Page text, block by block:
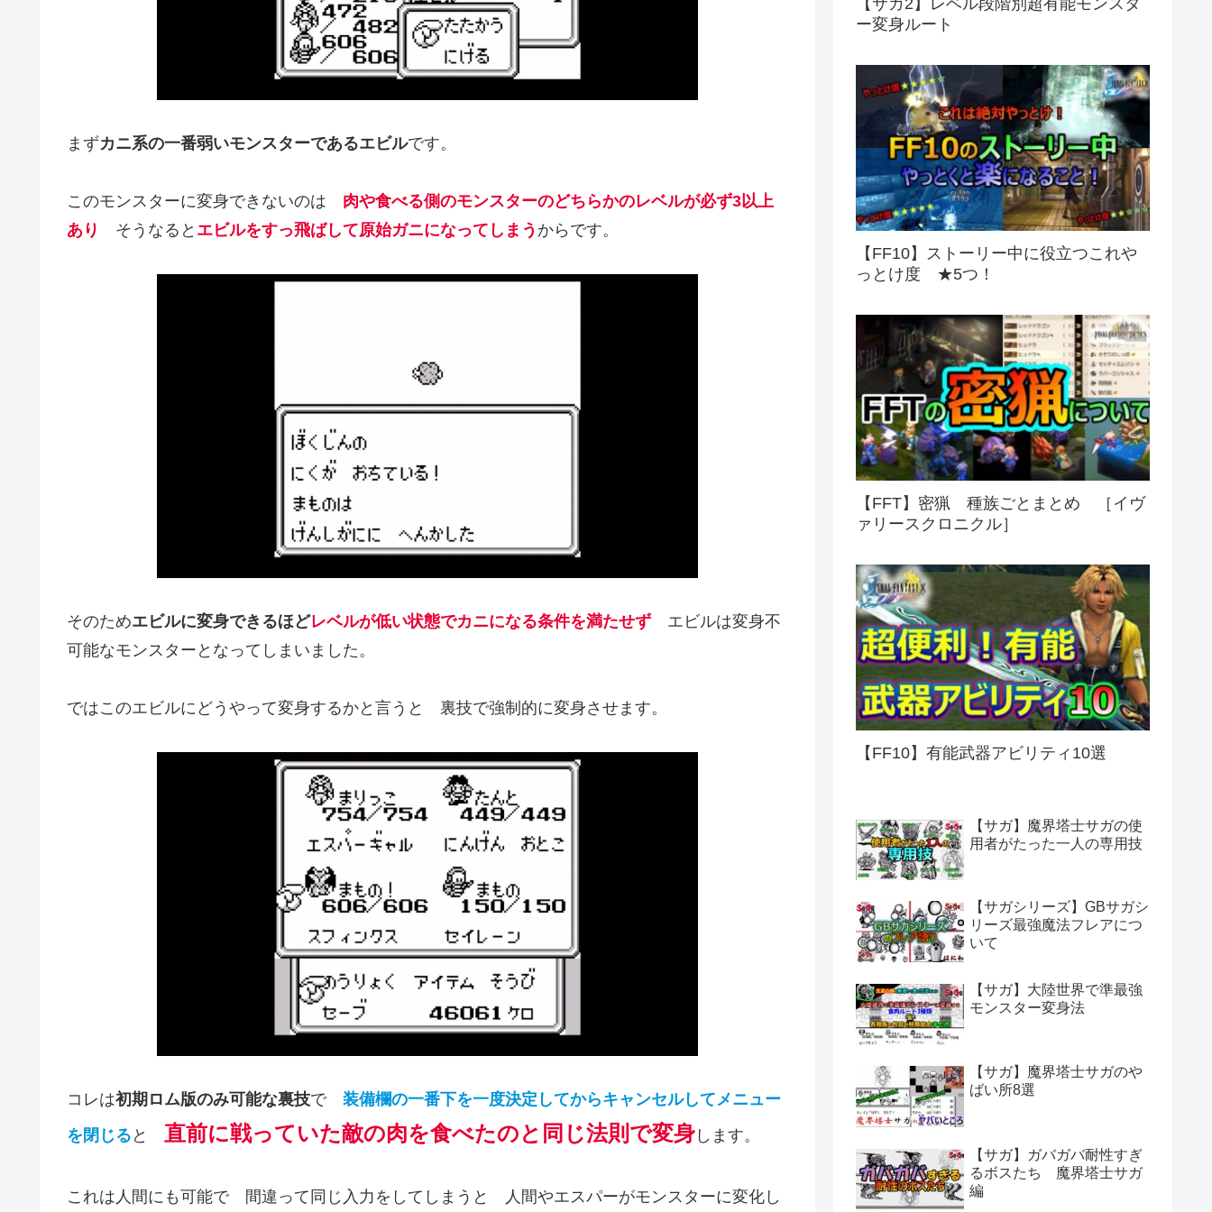
まずカニ系の一番弱いモンスターであるエビルです。
このモンスターに変身できないのは 肉や食べる側のモンスターのどちらかのレベルが必ず3以上
あり
そうなると エビルをすっ飛ばして原始ガニになってしまう からです。
そのためエビルに変身できるほどレベルが低い状態でカニになる条件を満たせず エビルは変身不
可能なモンスターとなってしまいました。
ではこのエビルにどうやって変身するかと言うと 裏技で強制的に変身させます。
コレは初期ロム版のみ可能な裏技で 装備欄の一番下を一度決定してからキャンセルしてメニュー
を閉じる と 直前に戦っていた敵の肉を食べたのと同じ法則で変身 します。
これは人間にも可能で 間違って同じ入力をしてしまうと 人間やエスパーがモンスターに変化し
【サガ2】レベル段階別超有能モンスタ
ー変身ルート
【FF10】ストーリー中に役立つこれや
っとけ度 ★5つ！
【FFT】密猟 種族ごとまとめ ［イヴ
ァリースクロニクル］
【FF10】有能武器アビリティ10選
【サガ】魔界塔士サガの使
用者がたった一人の専用技
【サガシリーズ】GBサガシ
リーズ最強魔法フレアにつ
いて
【サガ】大陸世界で準最強
モンスター変身法
【サガ】魔界塔士サガのや
ばい所8選
【サガ】ガバガバ耐性すぎ
るボスたち 魔界塔士サガ
編